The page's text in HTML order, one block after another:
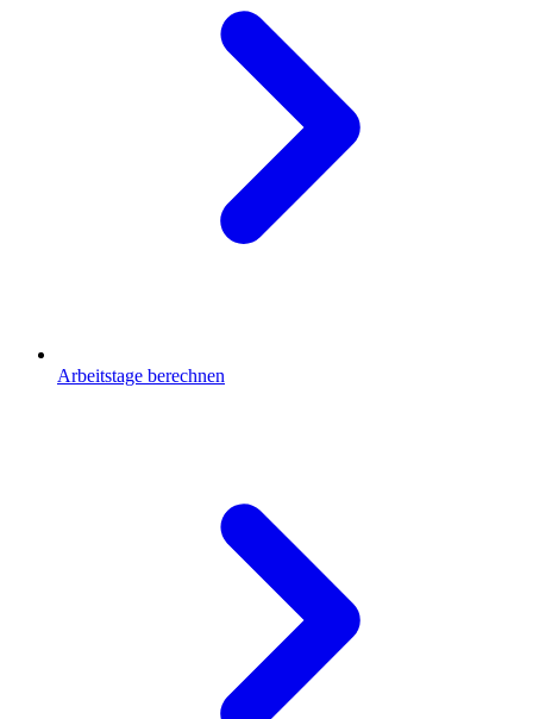
Arbeitstage berechnen